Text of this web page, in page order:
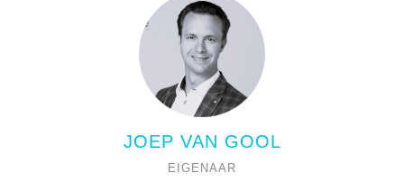
JOEP VAN GOOL
EIGENAAR